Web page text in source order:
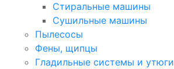
Стиральные машины
Сушильные машины
Пылесосы
Фены, щипцы
Гладильные системы и утюги